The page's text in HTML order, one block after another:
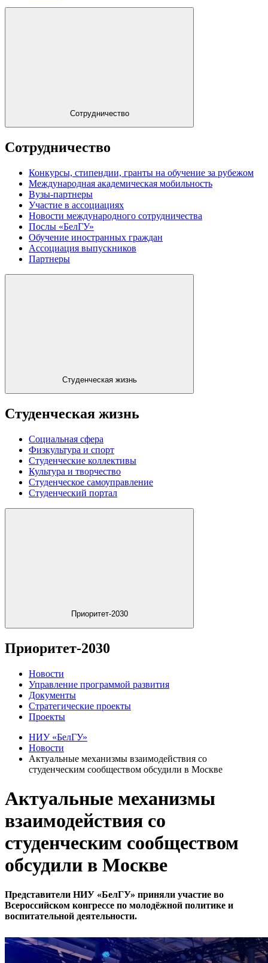
Сотрудничество
Сотрудничество
Конкурсы, стипендии, гранты на обучение за рубежом
Международная академическая мобильность
Вузы-партнеры
Участие в ассоциациях
Новости международного сотрудничества
Послы «БелГУ»
Обучение иностранных граждан
Ассоциация выпускников
Партнеры
Студенческая жизнь
Студенческая жизнь
Социальная сфера
Физкультура и спорт
Студенческие коллективы
Культура и творчество
Студенческое самоуправление
Студенческий портал
Приоритет-2030
Приоритет-2030
Новости
Управление программой развития
Документы
Стратегические проекты
Проекты
НИУ «БелГУ»
Новости
Актуальные механизмы взаимодействия со
студенческим сообществом обсудили в Москве
Актуальные механизмы
взаимодействия со
студенческим сообществом
обсудили в Москве
Представители НИУ «БелГУ» приняли участие во
Всероссийском конгрессе по молодёжной политике и
воспитательной деятельности.